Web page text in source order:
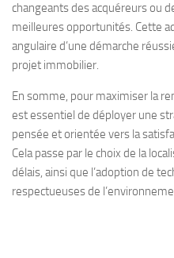
changeants des acquéreurs ou
meilleures opportunités. Cette
angulaire d’une démarche
projet immobilier.
En somme, pour maximiser la
est essentiel de déployer une
pensée et orientée vers la
Cela passe par le choix de la
délais, ainsi que l’adoption de
respectueuses de